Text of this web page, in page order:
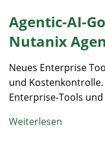
Agentic-AI-
Nutanix
Neues Enterprise
und
Enterprise-Tools
Weiterlesen